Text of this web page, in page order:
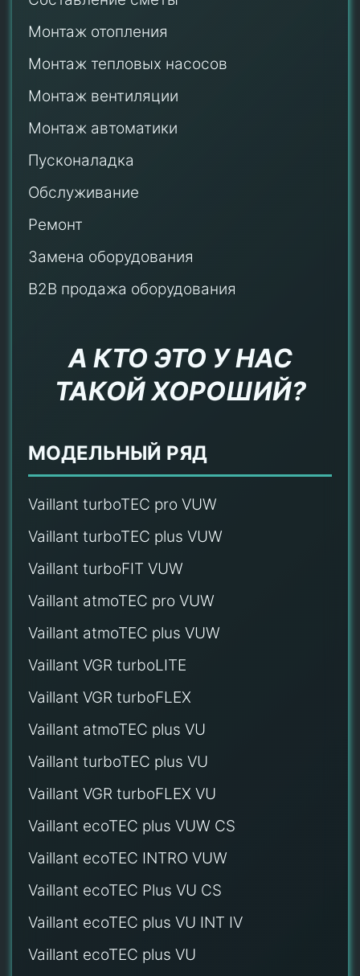
Монтаж отопления
Монтаж тепловых насосов
Монтаж вентиляции
Монтаж автоматики
Пусконаладка
Обслуживание
Ремонт
Замена оборудования
B2B продажа оборудования
А КТО ЭТО У НАС
ТАКОЙ ХОРОШИЙ?
МОДЕЛЬНЫЙ РЯД
Vaillant turboTEC pro VUW
Vaillant turboTEC plus VUW
Vaillant turboFIT VUW
Vaillant atmoTEC pro VUW
Vaillant atmoTEC plus VUW
Vaillant VGR turboLITE
Vaillant VGR turboFLEX
Vaillant atmoTEC plus VU
Vaillant turboTEC plus VU
Vaillant VGR turboFLEX VU
Vaillant ecoTEC plus VUW CS
Vaillant ecoTEC INTRO VUW
Vaillant ecoTEC Plus VU CS
Vaillant ecoTEC plus VU INT IV
Vaillant ecoTEC plus VU